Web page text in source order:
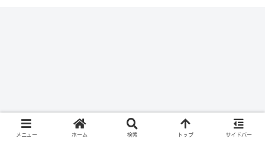
メニュー ホーム 検索 トップ サイドバー